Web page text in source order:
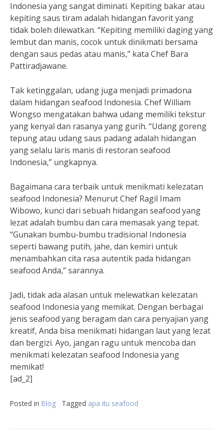
Indonesia yang sangat diminati. Kepiting bakar atau
kepiting saus tiram adalah hidangan favorit yang
tidak boleh dilewatkan. “Kepiting memiliki daging yang
lembut dan manis, cocok untuk dinikmati bersama
dengan saus pedas atau manis,” kata Chef Bara
Pattiradjawane.
Tak ketinggalan, udang juga menjadi primadona
dalam hidangan seafood Indonesia. Chef William
Wongso mengatakan bahwa udang memiliki tekstur
yang kenyal dan rasanya yang gurih. “Udang goreng
tepung atau udang saus padang adalah hidangan
yang selalu laris manis di restoran seafood
Indonesia,” ungkapnya.
Bagaimana cara terbaik untuk menikmati kelezatan
seafood Indonesia? Menurut Chef Ragil Imam
Wibowo, kunci dari sebuah hidangan seafood yang
lezat adalah bumbu dan cara memasak yang tepat.
“Gunakan bumbu-bumbu tradisional Indonesia
seperti bawang putih, jahe, dan kemiri untuk
menambahkan cita rasa autentik pada hidangan
seafood Anda,” sarannya.
Jadi, tidak ada alasan untuk melewatkan kelezatan
seafood Indonesia yang memikat. Dengan berbagai
jenis seafood yang beragam dan cara penyajian yang
kreatif, Anda bisa menikmati hidangan laut yang lezat
dan bergizi. Ayo, jangan ragu untuk mencoba dan
menikmati kelezatan seafood Indonesia yang
memikat!
[ad_2]
Posted in Blog Tagged apa itu seafood